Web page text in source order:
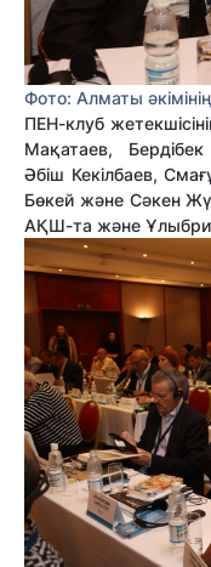
Фото: Алматы
ПЕН-клуб
Мақатаев,
Әбіш Кекілбаев,
Бөкей және Сәкен
АҚШ-та және